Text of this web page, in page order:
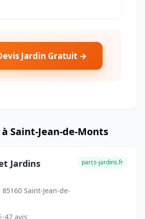
Jardin Gratuit →
Saint-Jean-de-Monts
Jardins
Saint-Jean-de-
parcs-jardins.fr
47 avis